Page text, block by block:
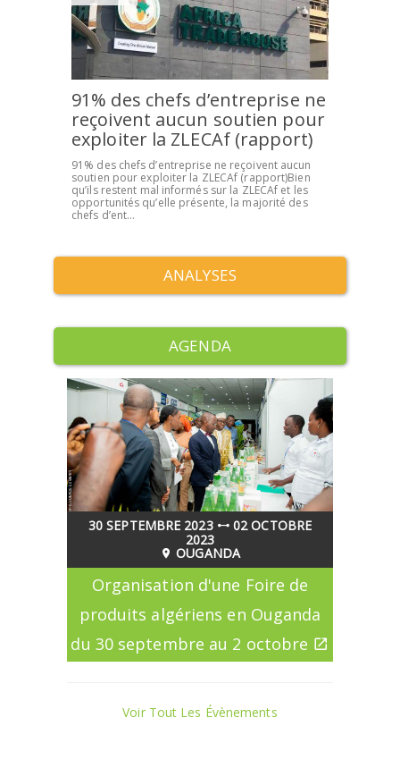
91% des chefs d’entreprise ne
reçoivent aucun soutien pour
exploiter la ZLECAf (rapport)
91% des chefs d’entreprise ne reçoivent aucun
soutien pour exploiter la ZLECAf (rapport)Bien
qu’ils restent mal informés sur la ZLECAf et les
opportunités qu’elle présente, la majorité des
chefs d’ent...
ANALYSES
AGENDA
30 SEPTEMBRE 2023
02 OCTOBRE
2023
OUGANDA
Organisation d'une Foire de
produits algériens en Ouganda
du 30 septembre au 2 octobre
Voir Tout Les Évènements